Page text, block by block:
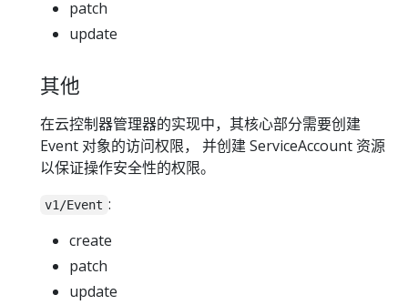
patch
update
其他
在云控制器管理器的实现中，其核心部分需要创建
Event 对象的访问权限， 并创建 ServiceAccount 资源
以保证操作安全性的权限。
v1/Event :
create
patch
update